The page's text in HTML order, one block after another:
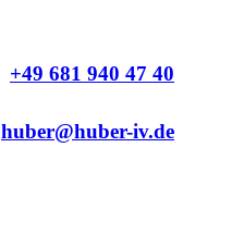
+49 681 940 47 40
huber@huber-iv.de